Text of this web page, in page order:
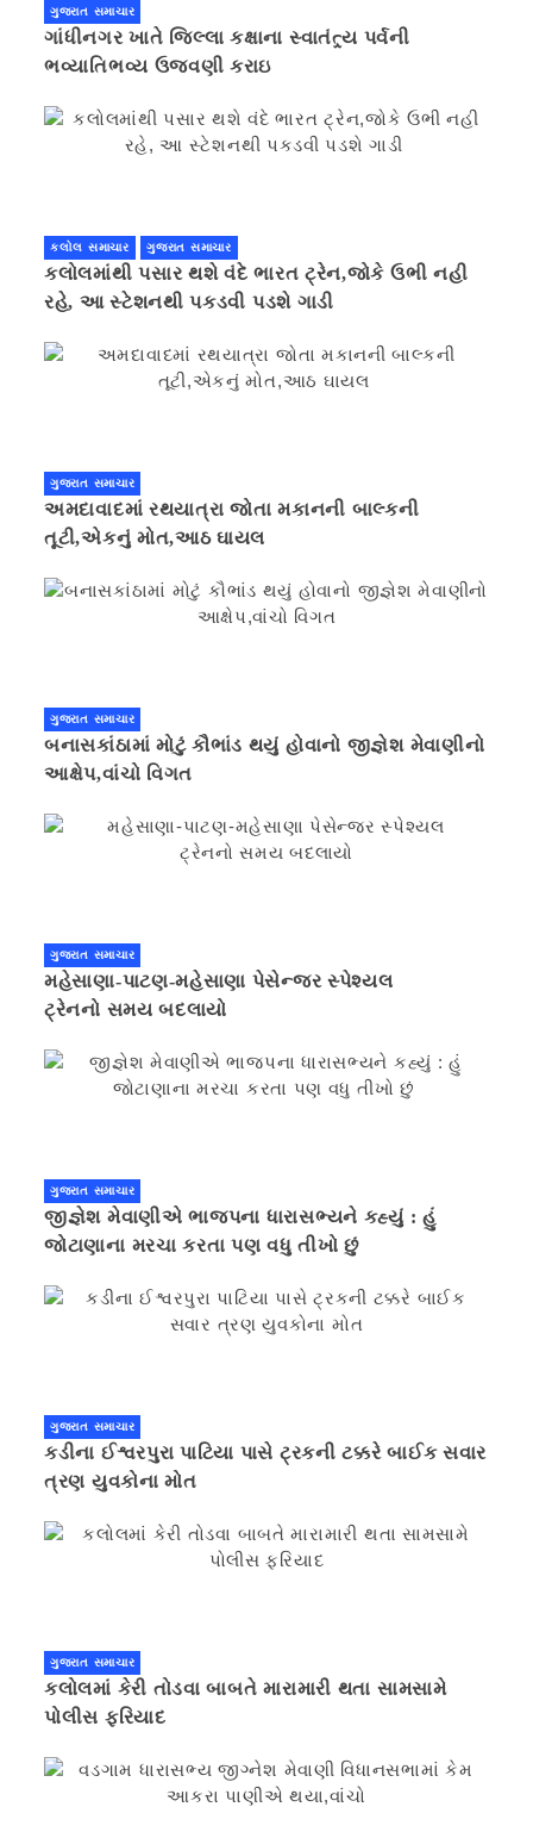
ગુજરાત સમાચાર
ગાંધીનગર ખાતે જિલ્લા કક્ષાના સ્વાતંત્ર્ય પર્વની
ભવ્યાતિભવ્ય ઉજવણી કરાઇ
કલોલ સમાચાર ગુજરાત સમાચાર
કલોલમાંથી પસાર થશે વંદે ભારત ટ્રેન,જોકે ઉભી નહી
રહે, આ સ્ટેશનથી પકડવી પડશે ગાડી
ગુજરાત સમાચાર
અમદાવાદમાં રથયાત્રા જોતા મકાનની બાલ્કની
તૂટી,એકનું મોત,આઠ ઘાયલ
ગુજરાત સમાચાર
બનાસકાંઠામાં મોટું કૌભાંડ થયું હોવાનો જીજ્ઞેશ મેવાણીનો
આક્ષેપ,વાંચો વિગત
ગુજરાત સમાચાર
મહેસાણા-પાટણ-મહેસાણા પેસેન્જર સ્પેશ્યલ
ટ્રેનનો સમય બદલાયો
ગુજરાત સમાચાર
જીજ્ઞેશ મેવાણીએ ભાજપના ધારાસભ્યને કહ્યું : હું
જોટાણાના મરચા કરતા પણ વધુ તીખો છું
ગુજરાત સમાચાર
કડીના ઈશ્વરપુરા પાટિયા પાસે ટ્રકની ટક્કરે બાઈક સવાર
ત્રણ યુવકોના મોત
ગુજરાત સમાચાર
કલોલમાં કેરી તોડવા બાબતે મારામારી થતા સામસામે
પોલીસ ફરિયાદ